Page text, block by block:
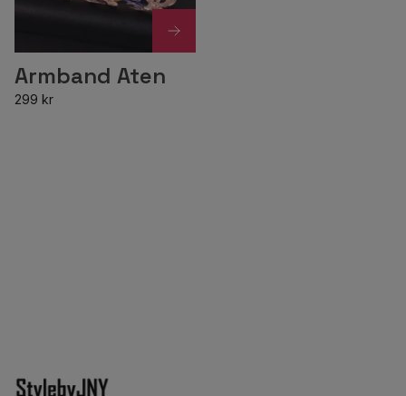
Armband Aten
299 kr